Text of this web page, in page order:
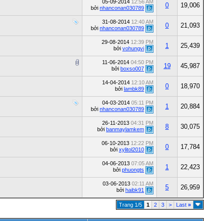
05-09-2014 12:56 AM
bởi nhanconan030789 0 19,006
31-08-2014 12:40 AM
bởi nhanconan030789 0 21,093
29-08-2014 12:39 PM
bởi vohungvi 1 25,439
11-06-2014 04:50 PM
bởi boxso007 19 45,987
14-04-2014 12:10 AM
bởi lambk89 0 18,970
04-03-2014 05:11 PM
bởi nhanconan030789 1 20,884
26-11-2013 04:31 PM
bởi banmaylamkem 8 30,075
06-10-2013 12:22 PM
bởi xylitol2010 0 17,784
04-06-2013 07:05 AM
bởi phuongts 1 22,423
03-06-2013 02:11 AM
bởi haibk91 5 26,959
Trang 1/5 1 2 3 > Last »